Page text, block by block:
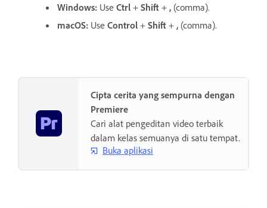
Windows: Use Ctrl + Shift + , (comma).
macOS: Use Control + Shift + , (comma).
Cipta cerita yang sempurna dengan
Premiere
Cari alat pengeditan video terbaik
dalam kelas semuanya di satu tempat.
Buka aplikasi